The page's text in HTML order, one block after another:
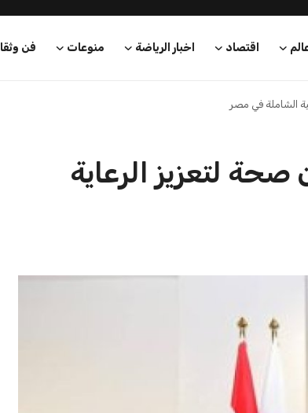
اقتصاد اخبار الرياضة منوعات فن
تجربة 100 مليون صحة لتعزيز الرعاية